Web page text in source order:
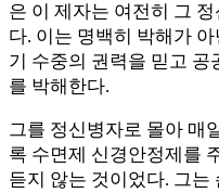
은 이 제자는 여전히 그
다. 이는 명백히 박해가
기 수중의 권력을 믿고
를 박해한다.
그를 정신병자로 몰아 매
록 수면제 신경안정제를
듣지 않는 것이었다. 그